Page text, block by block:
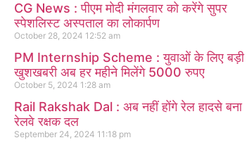
CG News : पीएम मोदी मंगलवार को करेंगे सुपर
स्पेशलिस्ट अस्पताल का लोकार्पण
October 28, 2024 12:52 am
PM Internship Scheme : युवाओं के लिए बड़ी
खुशखबरी अब हर महीने मिलेंगे 5000 रुपए
October 5, 2024 1:28 am
Rail Rakshak Dal : अब नहीं होंगे रेल हादसे बना
रेलवे रक्षक दल
September 24, 2024 11:18 pm